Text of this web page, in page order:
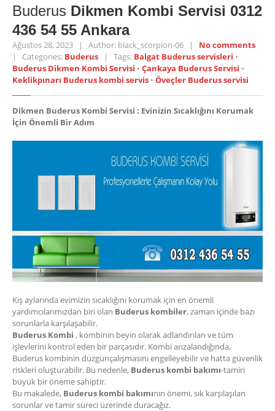
Buderus Dikmen Kombi Servisi 0312
436 54 55 Ankara
Ağustos 28, 2023 | Author: black_scorpion-06 | No comments
| Categories: Buderus | Tags: Balgat Buderus servisleri •
Buderus Dikmen Kombi Servisi • Çankaya Buderus Servisi •
Keklikpınarı Buderus kombi servis • Öveçler Buderus servisi
Dikmen Buderus Kombi Servisi : Evinizin Sıcaklığını Korumak
İçin Önemli Bir Adım
Kış aylarında evimizin sıcaklığını korumak için en önemli
yardımcılarımızdan biri olan Buderus kombiler, zaman içinde bazı
sorunlarla karşılaşabilir.
Buderus Kombi , kombinin beyin olarak adlandırılan ve tüm
işlevlerini kontrol eden bir parçasıdır. Kombi arızalandığında,
Buderus kombinin düzgünçalışmasını engelleyebilir ve hatta güvenlik
riskleri oluşturabilir. Bu nedenle, Buderus kombi bakımı-tamiri
büyük bir öneme sahiptir.
Bu makalede, Buderus kombi bakımının önemi, sık karşılaşılan
sorunlar ve tamir süreci üzerinde duracağız.